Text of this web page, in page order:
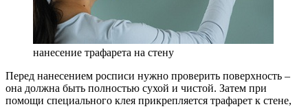
нанесение трафарета на стену
Перед нанесением росписи нужно проверить поверхность –
она должна быть полностью сухой и чистой. Затем при
помощи специального клея прикрепляется трафарет к стене,